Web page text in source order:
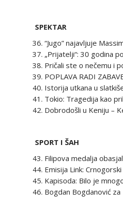
SPEKTAR
“Jugo” najavljuje
„Prijatelji“: 30 godina
Pričali ste o nečemu i
POPLAVA RADI
Istorija utkana u
Tokio: Tragedija kao
Dobrodošli u Keniju –
SPORT I ŠAH
Filipova medalja
Emisija Link:
Kapisoda: Bilo je
Bogdan Bogdanović